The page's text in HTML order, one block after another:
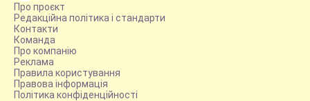
Про проєкт
Редакційна політика і стандарти
Контакти
Команда
Про компанію
Реклама
Правила користування
Правова інформація
Політика конфіденційності